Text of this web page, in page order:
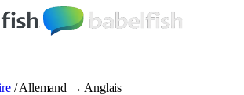
/ Allemand → Anglais